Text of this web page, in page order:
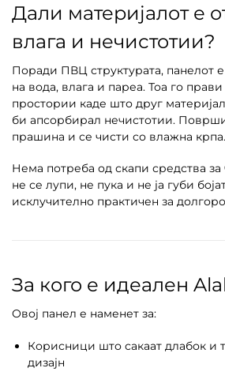
Дали материјалот е
влага и нечистотии?
Поради ПВЦ структурата, панелот
на вода, влага и пареа. Тоа го
простории каде што друг
би апсорбирал нечистотии.
прашина и се чисти со влажна крпа.
Нема потреба од скапи средства
не се лупи, не пука и не ја губи
исклучително практичен за
За кого е идеален
Овој панел е наменет за:
Корисници што сакаат длабок и
дизајн